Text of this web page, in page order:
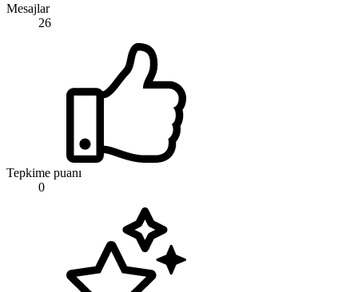
Mesajlar
26
Tepkime puanı
0